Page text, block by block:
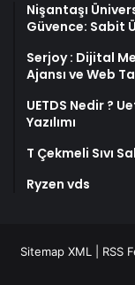
Nişantaşı
Güvence: Sabit
Serjoy : Dijital
Ajansı ve Web
UETDS Nedir ?
Yazılımı
T Çekmeli Sıvı
Ryzen vds
Sitemap XML RSS